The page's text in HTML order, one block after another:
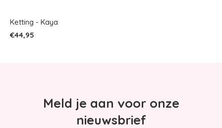
Ketting - Kaya
€44,95
Meld je aan voor onze
nieuwsbrief